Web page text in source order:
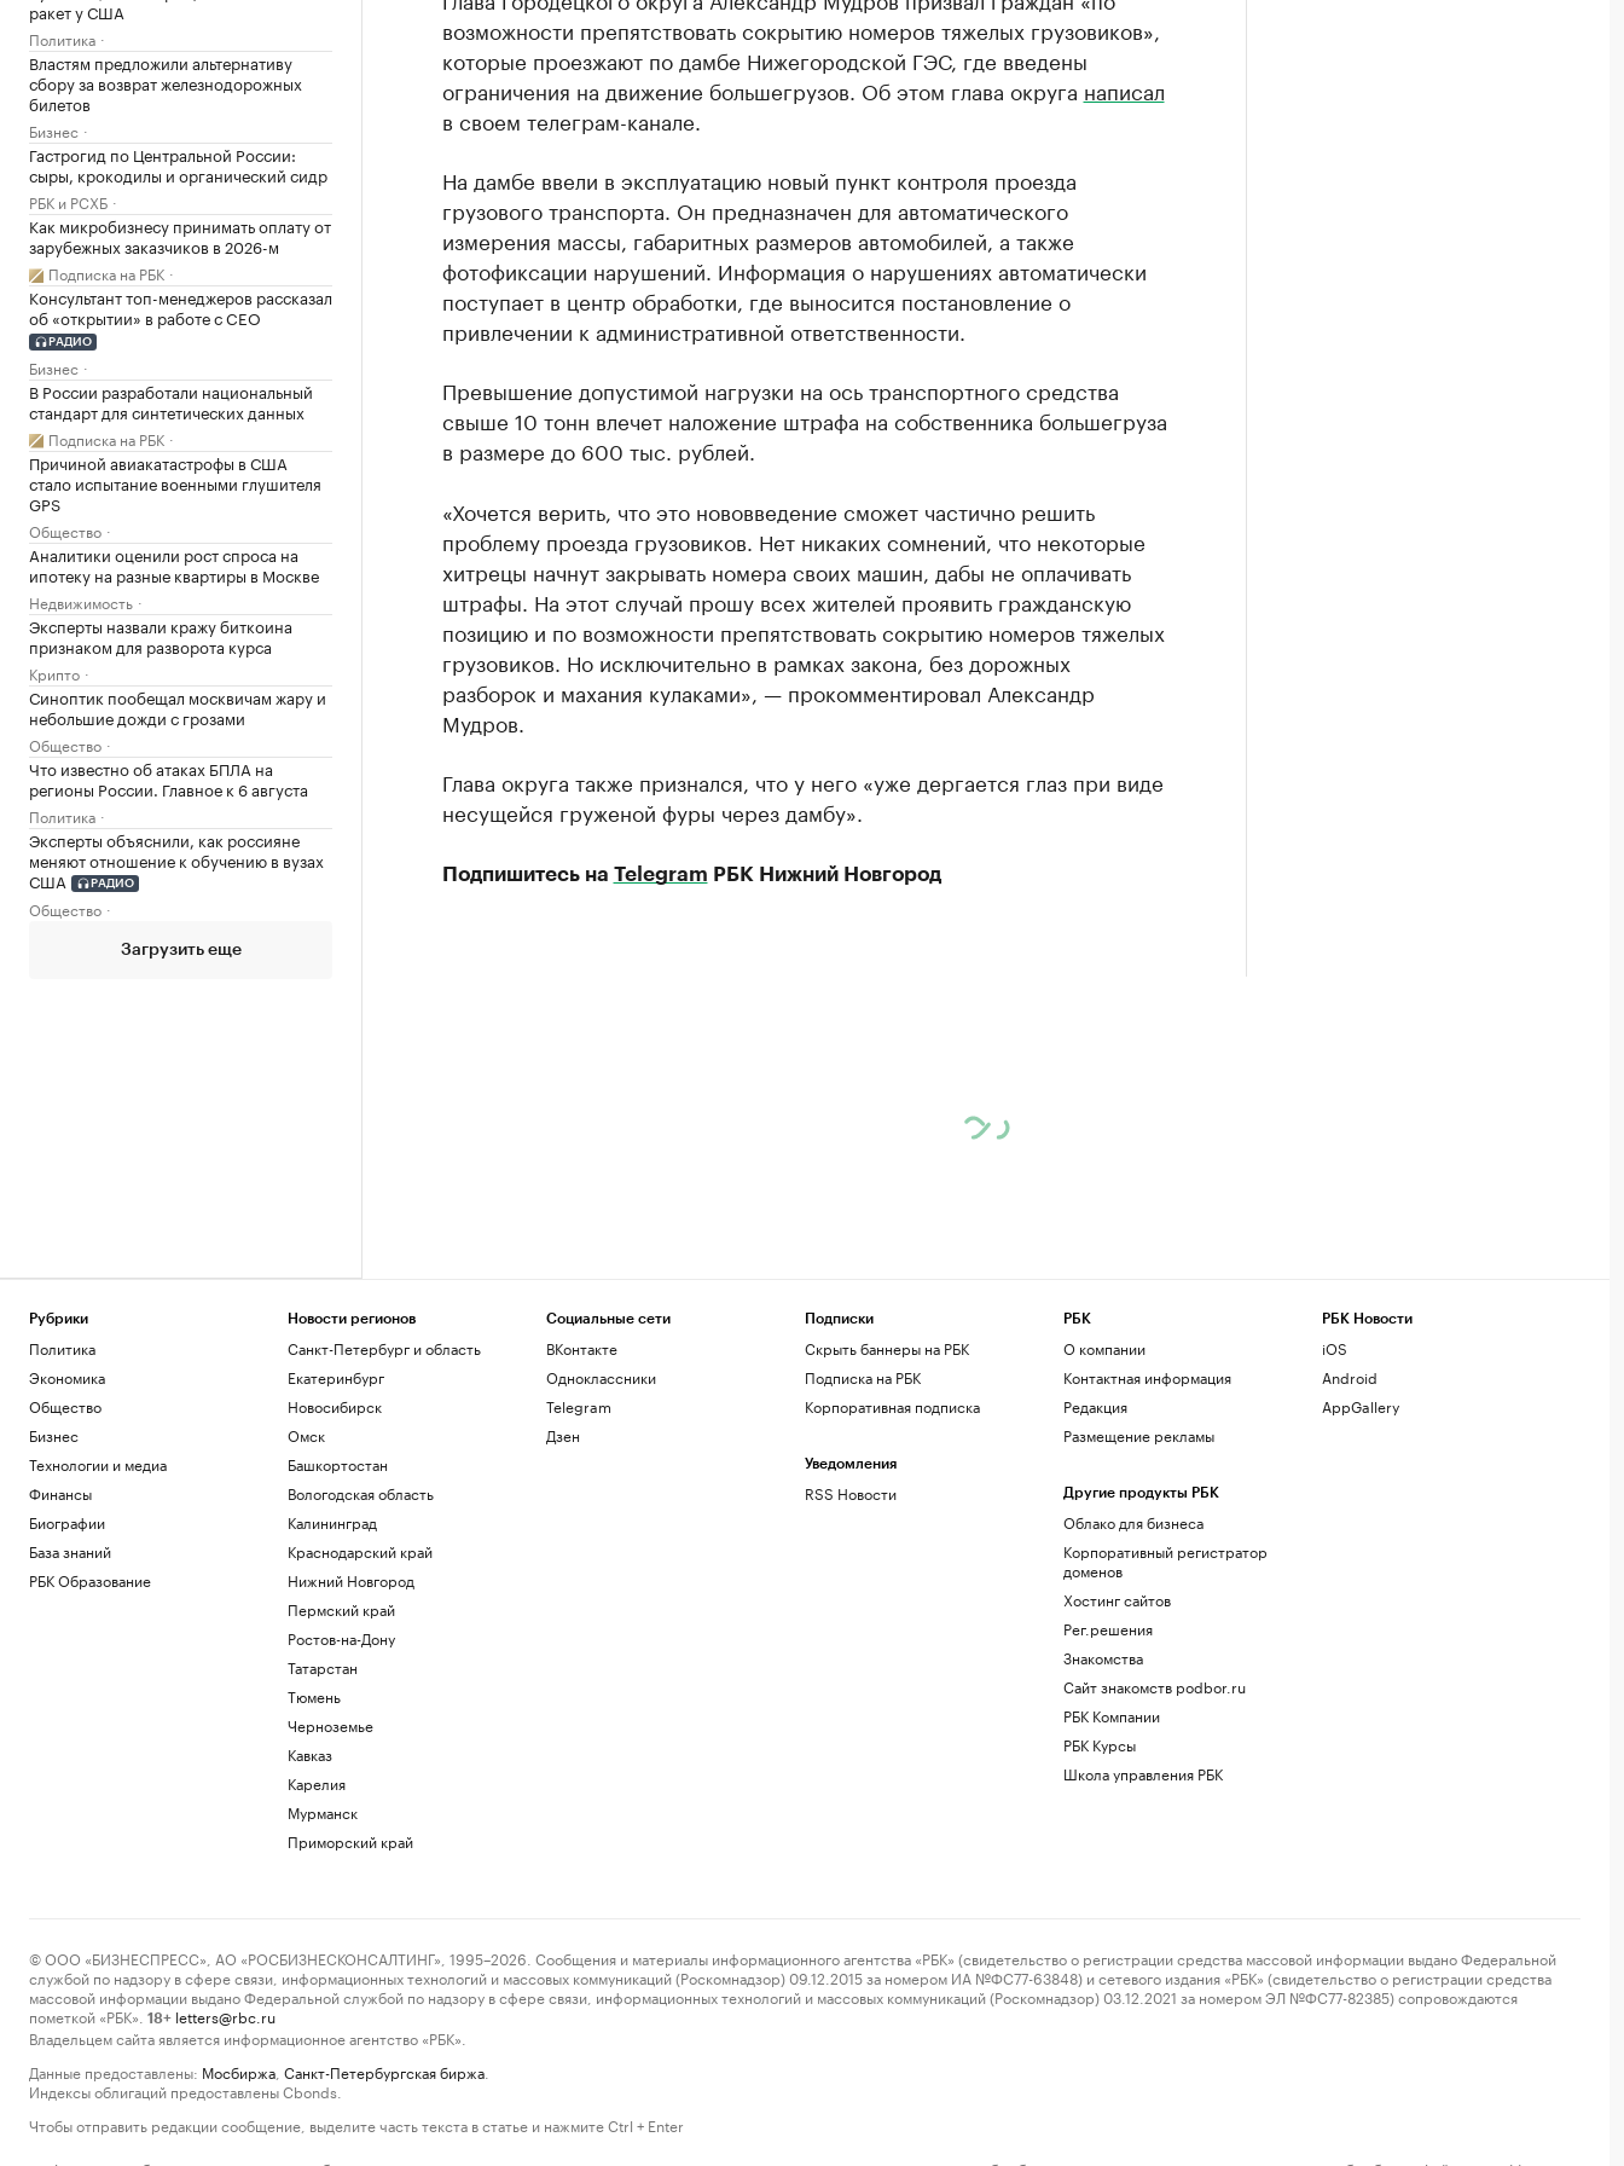
ракет у США
Политика
Властям предложили альтернативу
сбору за возврат железнодорожных
билетов
Бизнес
Гастрогид по Центральной России:
сыры, крокодилы и органический сидр
РБК и РСХБ
Как микробизнесу принимать оплату от
зарубежных заказчиков в 2026-м
Подписка на РБК
Консультант топ-менеджеров рассказал
об «открытии» в работе с CEO
РАДИО
Бизнес
В России разработали национальный
стандарт для синтетических данных
Подписка на РБК
Причиной авиакатастрофы в США
стало испытание военными глушителя
GPS
Общество
Аналитики оценили рост спроса на
ипотеку на разные квартиры в Москве
Недвижимость
Эксперты назвали кражу биткоина
признаком для разворота курса
Крипто
Синоптик пообещал москвичам жару и
небольшие дожди с грозами
Общество
Что известно об атаках БПЛА на
регионы России. Главное к 6 августа
Политика
Эксперты объяснили, как россияне
меняют отношение к обучению в вузах
США
РАДИО
Общество
Загрузить еще
возможности препятствовать сокрытию номеров тяжелых грузовиков»,
которые проезжают по дамбе Нижегородской ГЭС, где введены
ограничения на движение большегрузов. Об этом глава округа написал
в своем телеграм-канале.
На дамбе ввели в эксплуатацию новый пункт контроля проезда
грузового транспорта. Он предназначен для автоматического
измерения массы, габаритных размеров автомобилей, а также
фотофиксации нарушений. Информация о нарушениях автоматически
поступает в центр обработки, где выносится постановление о
привлечении к административной ответственности.
Превышение допустимой нагрузки на ось транспортного средства
свыше 10 тонн влечет наложение штрафа на собственника большегруза
в размере до 600 тыс. рублей.
«Хочется верить, что это нововведение сможет частично решить
проблему проезда грузовиков. Нет никаких сомнений, что некоторые
хитрецы начнут закрывать номера своих машин, дабы не оплачивать
штрафы. На этот случай прошу всех жителей проявить гражданскую
позицию и по возможности препятствовать сокрытию номеров тяжелых
грузовиков. Но исключительно в рамках закона, без дорожных
разборок и махания кулаками», — прокомментировал Александр
Мудров.
Глава округа также признался, что у него «уже дергается глаз при виде
несущейся груженой фуры через дамбу».
Подпишитесь на Telegram РБК Нижний Новгород
Рубрики
Политика
Экономика
Общество
Бизнес
Технологии и медиа
Финансы
Биографии
База знаний
РБК Образование
Новости регионов
Санкт-Петербург и область
Екатеринбург
Новосибирск
Омск
Башкортостан
Вологодская область
Калининград
Краснодарский край
Нижний Новгород
Пермский край
Ростов-на-Дону
Татарстан
Тюмень
Черноземье
Кавказ
Карелия
Мурманск
Приморский край
Социальные сети
ВКонтакте
Одноклассники
Telegram
Дзен
Подписки
Скрыть баннеры на РБК
Подписка на РБК
Корпоративная подписка
Уведомления
RSS Новости
РБК
О компании
Контактная информация
Редакция
Размещение рекламы
Другие продукты РБК
Облако для бизнеса
Корпоративный регистратор
доменов
Хостинг сайтов
Рег.решения
Знакомства
Сайт знакомств podbor.ru
РБК Компании
РБК Курсы
Школа управления РБК
РБК Новости
iOS
Android
AppGallery
© ООО «БИЗНЕСПРЕСС», АО «РОСБИЗНЕСКОНСАЛТИНГ», 1995–2026. Сообщения и материалы информационного агентства «РБК» (свидетельство о регистрации средства массовой информации выдано Федеральной
службой по надзору в сфере связи, информационных технологий и массовых коммуникаций (Роскомнадзор) 09.12.2015 за номером ИА №ФС77-63848) и сетевого издания «РБК» (свидетельство о регистрации средства
массовой информации выдано Федеральной службой по надзору в сфере связи, информационных технологий и массовых коммуникаций (Роскомнадзор) 03.12.2021 за номером ЭЛ №ФС77-82385) сопровождаются
пометкой «РБК».
18+ letters@rbc.ru
Владельцем сайта является информационное агентство «РБК».
Данные предоставлены: Мосбиржа Санкт-Петербургская биржа
Индексы облигаций предоставлены Cbonds.
Чтобы отправить редакции сообщение, выделите часть текста в статье и нажмите Ctrl + Enter